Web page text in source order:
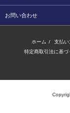
お問い合わせ
ホーム / 支払い
特定商取引法に基づ